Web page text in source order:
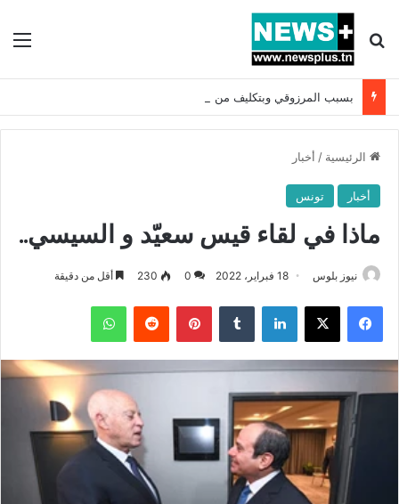
بحث عن
الرئيسية / أخبار
أخبار تونس
ماذا في لقاء قيس سعيّد و السيسي..
نيوز بلوس 18 فبراير، 2022 0
230 أقل من دقيقة
فيسبوك X لينكدإن بينتيريست واتساب